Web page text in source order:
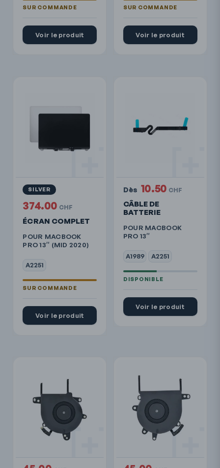
Voir le produit Voir le produit
ÉCRAN COMPLET
POUR MACBOOK
PRO 13″ (MID 2020)
A2251
SILVER
374.00 CHF
Voir le produit
CÂBLE DE
BATTERIE
POUR MACBOOK
PRO 13″
A1989 A2251
Dès 10.50 CHF
Voir le produit